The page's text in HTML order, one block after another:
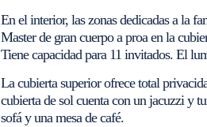
En el interior, las zonas dedicadas a la
Master de gran cuerpo a proa en la
Tiene capacidad para 11 invitados. El
La cubierta superior ofrece total
cubierta de sol cuenta con un jacuzzi y
sofá y una mesa de café.